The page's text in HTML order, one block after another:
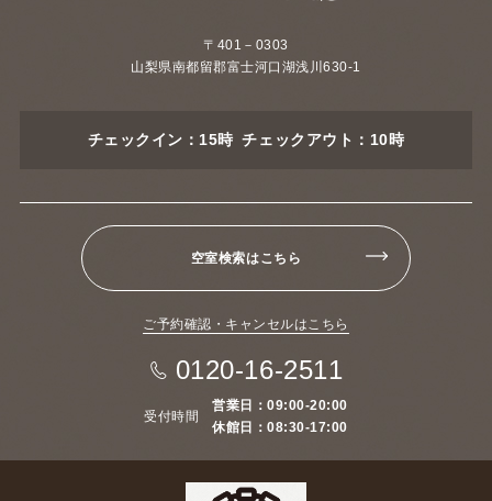
〒401－0303
山梨県南都留郡富士河口湖浅川630-1
チェックイン：15時 チェックアウト：10時
空室検索はこちら
ご予約確認・キャンセルはこちら
0120-16-2511
受付時間
営業日：09:00-20:00
休館日：08:30-17:00